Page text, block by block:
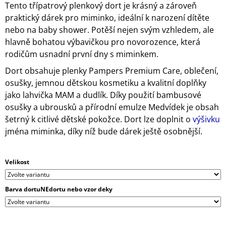
Tento třípatrový plenkový dort je krásný a zároveň
praktický dárek pro miminko, ideální k narození dítěte
nebo na baby shower. Potěší nejen svým vzhledem, ale
hlavně bohatou výbavičkou pro novorozence, která
rodičům usnadní první dny s miminkem.
Dort obsahuje plenky Pampers Premium Care, oblečení,
osušky, jemnou dětskou kosmetiku a kvalitní doplňky
jako lahvička MAM a dudlík. Díky použití bambusové
osušky a ubrousků a přírodní emulze Medvídek je obsah
šetrný k citlivé dětské pokožce. Dort lze doplnit o výšivku
jména miminka, díky níž bude dárek ještě osobnější.
Velikost
Barva dortuNEdortu nebo vzor deky
J
E
M
E
DVOUPATROVÝ
PLENKOVÝ
DORT
VII.
S
ŠEDOU
DEKOU
A
SLONÍKEM
Kč